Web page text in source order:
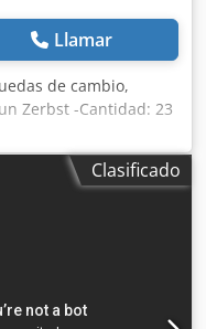
Llamar
de cambio,
Zerbst -Cantidad: 23
Sikmjpfx Acfsr -
144 kg
Clasificado